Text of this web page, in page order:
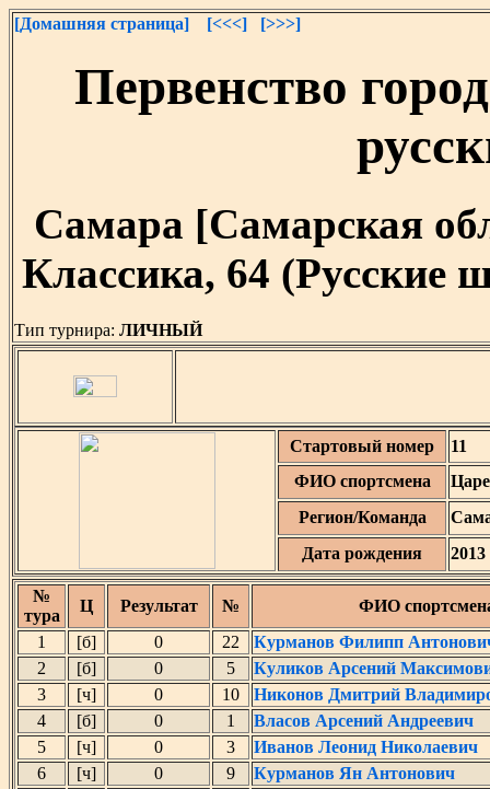
[Домашняя страница] [<<<] [>>>]
Первенство
Самара [Самарская
Классика, 64
Тип турнира: ЛИЧНЫЙ
Стартовый номер
11
ФИО спортсмена
Регион/Команда
Дата рождения
2013
№
тура
Ц Результат №
ФИО
1
[б] 0 22
Курманов Филипп
2
[б] 0 5
Куликов Арсений
3
[ч] 0 10
Никонов Дмитрий
4
[б] 0 1
Власов Арсений Андреевич
5
[ч] 0 3
Иванов Леонид Николаевич
6
[ч] 0 9
Курманов Ян Антонович